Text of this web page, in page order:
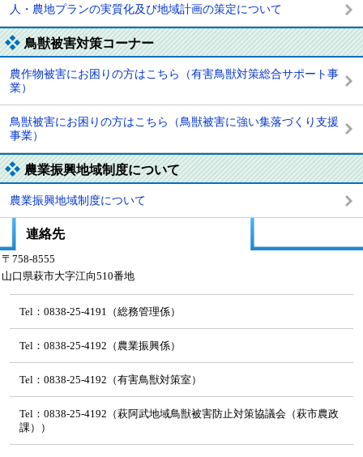
人・農地プランの実質化及び地域計画の策定について
鳥獣被害対策コーナー
農作物被害にお困りの方はこちら（有害鳥獣対策総合サポート事
業）
鳥獣被害にお困りの方はこちら（鳥獣被害に強い集落づくり支援
事業）
農業振興地域制度について
農業振興地域制度について
連絡先
〒758-8555
山口県萩市大字江向510番地
Tel：0838-25-4191（総務管理係）
Tel：0838-25-4192（農業振興係）
Tel：0838-25-4192（有害鳥獣対策室）
Tel：0838-25-4192（萩阿武地域鳥獣被害防止対策協議会（萩市農政
課））